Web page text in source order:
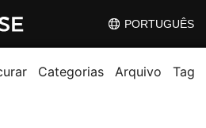
PORTUGUÊS
Categorias Arquivo Tag